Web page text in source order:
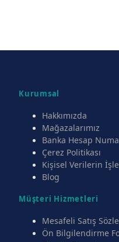
Kurumsal
Hakkımızda
Mağazalarımız
Banka Hesap
Çerez Politikası
Kişisel Verilerin
Blog
Müşteri Hizmetleri
Mesafeli Satış
Ön Bilgilendirme